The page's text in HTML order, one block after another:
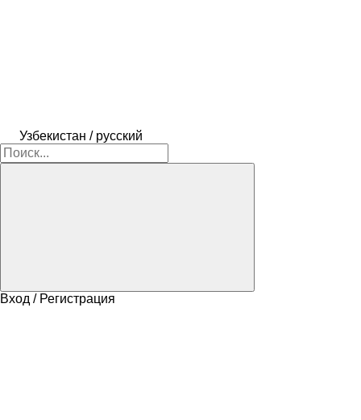
Узбекистан / русский
Вход / Регистрация